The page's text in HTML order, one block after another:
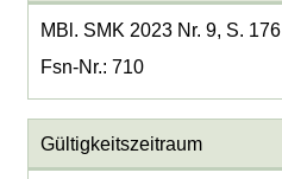
MBl. SMK 2023 Nr. 9, S. 176
Fsn-Nr.: 710
Gültigkeitszeitraum